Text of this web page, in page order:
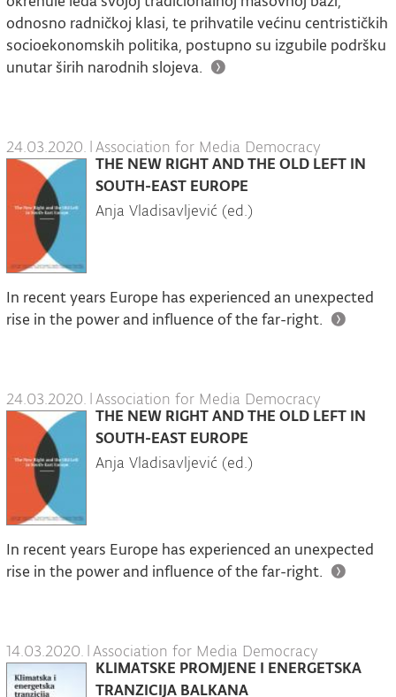
odnosno radničkoj klasi, te prihvatile većinu centrističkih
socioekonomskih politika, postupno su izgubile podršku
unutar širih narodnih slojeva.
24.03.2020. |Association for Media Democracy
THE NEW RIGHT AND THE OLD LEFT IN
SOUTH-EAST EUROPE
Anja Vladisavljević (ed.)
In recent years Europe has experienced an unexpected
rise in the power and influence of the far-right.
24.03.2020. |Association for Media Democracy
THE NEW RIGHT AND THE OLD LEFT IN
SOUTH-EAST EUROPE
Anja Vladisavljević (ed.)
In recent years Europe has experienced an unexpected
rise in the power and influence of the far-right.
14.03.2020. |Association for Media Democracy
KLIMATSKE PROMJENE I ENERGETSKA
TRANZICIJA BALKANA